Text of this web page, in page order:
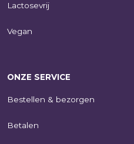
Lactosevrij
Vegan
ONZE SERVICE
Bestellen & bezorgen
Betalen